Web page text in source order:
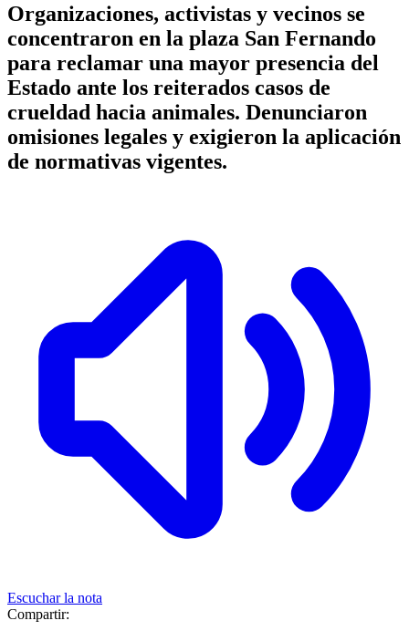
Organizaciones, activistas y vecinos se
concentraron en la plaza San Fernando
para reclamar una mayor presencia del
Estado ante los reiterados casos de
crueldad hacia animales. Denunciaron
omisiones legales y exigieron la aplicación
de normativas vigentes.
Escuchar la nota
Compartir: